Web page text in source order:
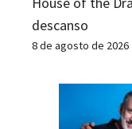
descanso
8 de agosto de 2026